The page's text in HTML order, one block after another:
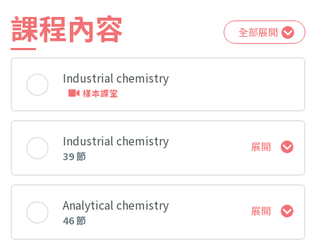
課程內容 全部展開
Industrial chemistry
樣本課堂
Industrial chemistry
39 節
展開
課堂 內容
1. Summary
Analytical chemistry
46 節
展開